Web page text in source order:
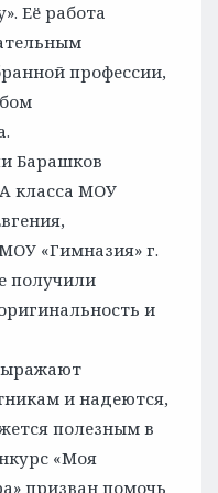
Её работа
профессии,
Барашков
класса МОУ
«Гимназия» г.
получили
и
и надеются,
полезным в
«Моя
призван помочь